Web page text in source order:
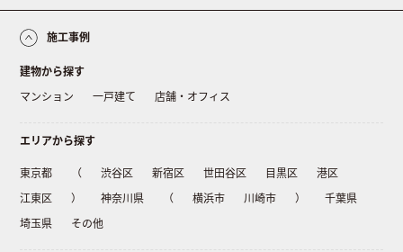
施工事例
建物から探す
マンション
一戸建て 店舗・オフィス
エリアから探す
東京都 （ 渋谷区 新宿区 世田谷区 目黒区
港区
江東区
） 神奈川県 （ 横浜市 川崎市 ）
千葉県
埼玉県
その他